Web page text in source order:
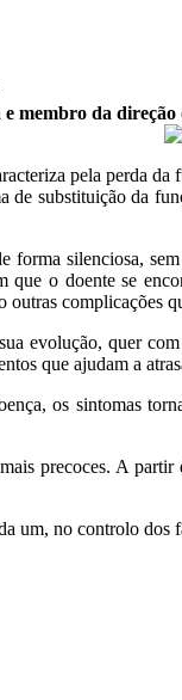
membro da
pela perda
substituição da
silenciosa,
o doente se
com­plicações
evolução, quer
que ajudam a
os sintomas
precoces. A
um, no controlo